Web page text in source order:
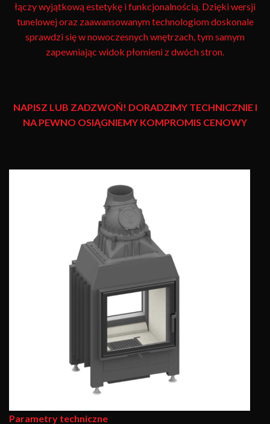
łączy wyjątkową estetykę i funkcjonalnością. Dzięki wersji
tunelowej oraz zaawansowanym technologiom doskonale
sprawdzi się w nowoczesnych wnętrzach, tym samym
zapewniając widok płomieni z dwóch stron.
NAPISZ LUB ZADZWOŃ! DORADZIMY TECHNICZNIE I
NA PEWNO OSIĄGNIEMY KOMPROMIS CENOWY
Parametry techniczne